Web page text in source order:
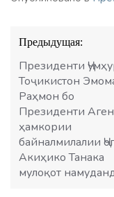
Навигация
по
записям
Предыдущая:
Президенти
Тоҷикистон
Раҳмон бо
Президенти
ҳамкории
байналмилалии
Акиҳико Танака
мулоқот